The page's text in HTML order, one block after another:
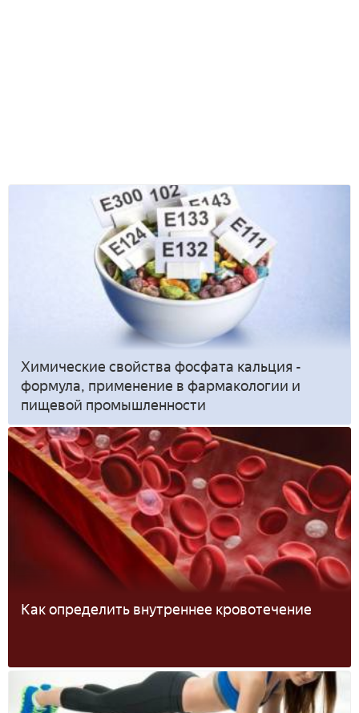
Химические свойства фосфата кальция -
формула, применение в фармакологии и
пищевой промышленности
Как определить внутреннее кровотечение